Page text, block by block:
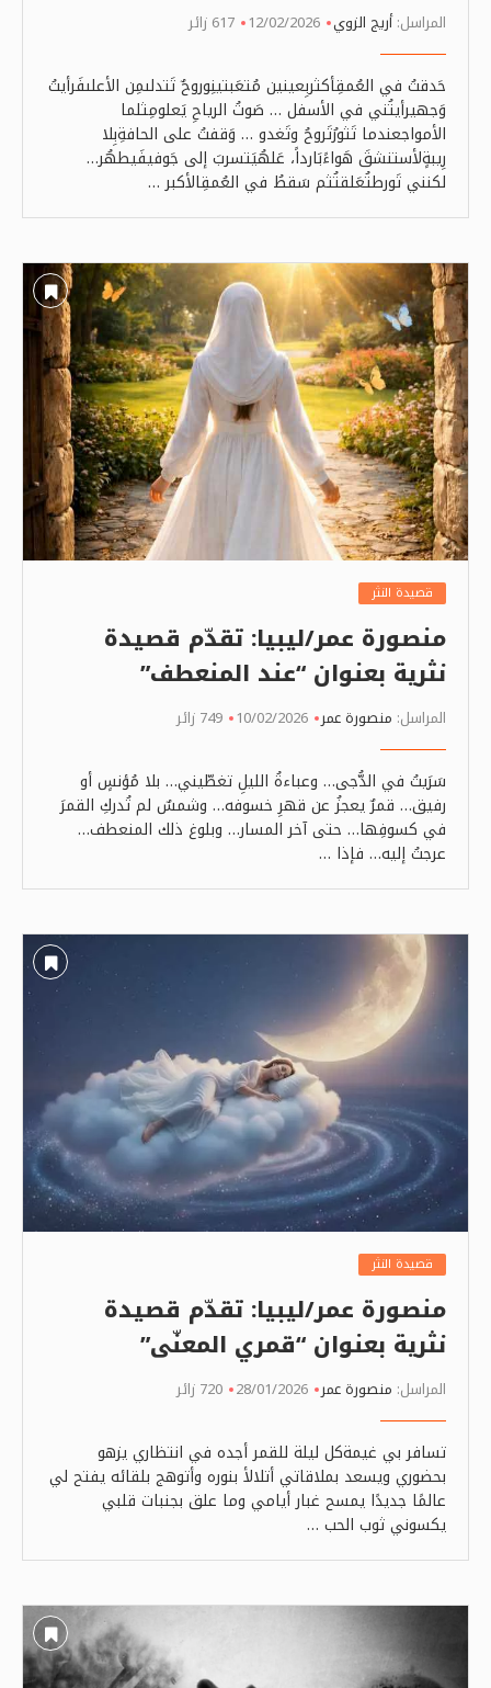
المراسل:أريج الزوي 12/02/2026 617 زائر
حَدقتُ في العُمقِأكثربِعينين مُتعَبتينِوروحٌ تَتدلىمِن الأعلىفَرأيتُ
وَجهيرأيتُني في الأسفل … صَوتُ الرياحِ يَعلومِثلما
الأمواجعندما تَثورُتَروحُ وتَغدو … وَقفتُ على الحافةِبِلا
رِيبةٍلأستنشقَ هَواءًبَارداً، عَلهُيَتسربَ إلى جَوفيفَيطهُر…
لكنني تَورطتُعَلقتُثم سَقطُ في العُمقِالأكبر …
قصيدة النثر
منصورة عمر/ليبيا: تقدّم قصيدة
نثرية بعنوان “عند المنعطف”
المراسل: منصورة عمر 10/02/2026 749 زائر
سَرَيتُ في الدُّجى… وعباءةُ الليلِ تغطّيني… بلا مُؤنسٍ أو
رفيق… قمرٌ يعجزُ عن قهرِ خسوفه… وشمسٌ لم تُدركِ القمرَ
في كسوفِها… حتى آخر المسار… وبلوغ ذلك المنعطف…
عرجتُ إليه… فإذا …
قصيدة النثر
منصورة عمر/ليبيا: تقدّم قصيدة
نثرية بعنوان “قمري المعنّى”
المراسل: منصورة عمر 28/01/2026 720 زائر
تسافر بي غيمةكل ليلة للقمر أجده في انتظاري يزهو
بحضوري ويسعد بملاقاتي أتلالأ بنوره وأتوهج بلقائه يفتح لي
عالمًا جديدًا يمسح غبار أيامي وما علق بجنبات قلبي
يكسوني ثوب الحب …